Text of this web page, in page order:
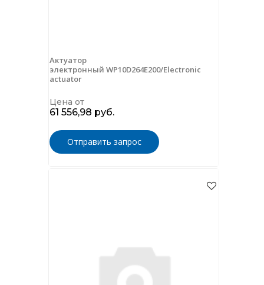
Актуатор
электронный WP10D264E200/Electronic
actuator
Цена от
61 556,98 руб.
Отправить запрос